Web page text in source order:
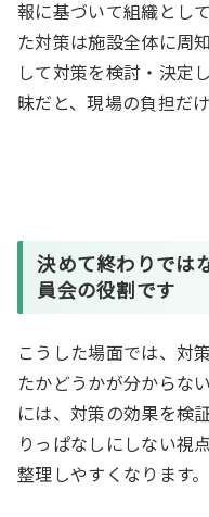
報に基づいて組織とし
た対策は施設全体に周
して対策を検討・決定
昧だと、現場の負担だ
決めて終わりでは
員会の役割です
こうした場面では、対
たかどうかが分からな
には、対策の効果を検
りっぱなしにしない視
整理しやすくなります。